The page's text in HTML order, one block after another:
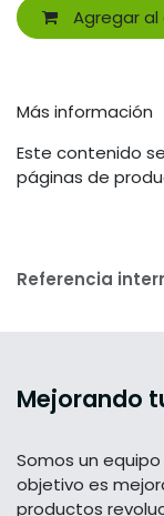
Agregar
Más información
Este contenido
páginas de
Referencia
Mejorando
Somos un
objetivo es
productos